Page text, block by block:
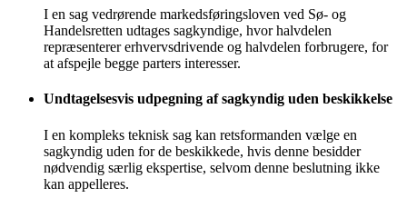
I en sag vedrørende markedsføringsloven ved Sø- og
Handelsretten udtages sagkyndige, hvor halvdelen
repræsenterer erhvervsdrivende og halvdelen forbrugere, for
at afspejle begge parters interesser.
Undtagelsesvis udpegning af sagkyndig uden beskikkelse
I en kompleks teknisk sag kan retsformanden vælge en
sagkyndig uden for de beskikkede, hvis denne besidder
nødvendig særlig ekspertise, selvom denne beslutning ikke
kan appelleres.